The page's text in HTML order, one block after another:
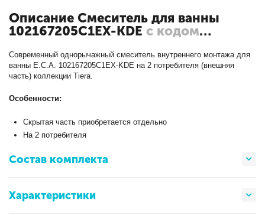
Описание Смеситель для ванны
102167205C1EX-KDE с кодом
Современный однорычажный смеситель внутреннего монтажа для
ванны E.C.A. 102167205C1EX-KDE на 2 потребителя (внешняя
часть) коллекции Tiera.
Особенности:
Скрытая часть приобретается отдельно
На 2 потребителя
Состав комплекта
Характеристики